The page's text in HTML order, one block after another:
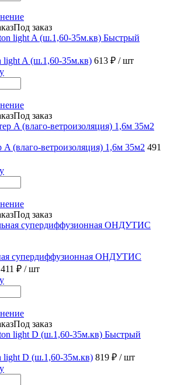
Под заказ
Быстрый
light A (ш.1,60-35м.кв) 613 ₽ / шт
Под заказ
(влаго-ветроизоляция) 1,6м 35м2 491
Под заказ
супердиффузионная ОНДУТИС
₽ / шт
Под заказ
Быстрый
light D (ш.1,60-35м.кв) 819 ₽ / шт